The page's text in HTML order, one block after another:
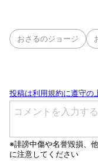
おさるのジョージ